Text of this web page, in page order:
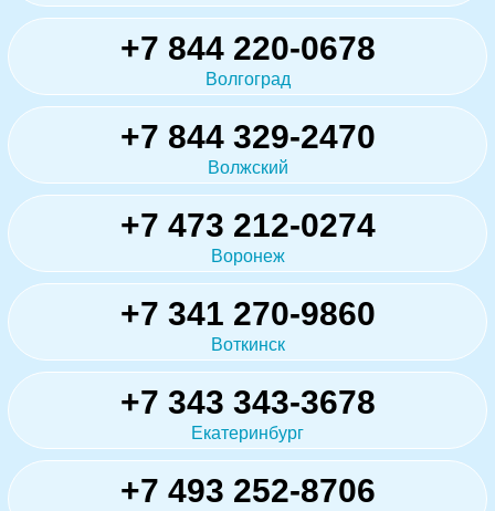
+7 844 220-0678
Волгоград
+7 844 329-2470
Волжский
+7 473 212-0274
Воронеж
+7 341 270-9860
Воткинск
+7 343 343-3678
Екатеринбург
+7 493 252-8706